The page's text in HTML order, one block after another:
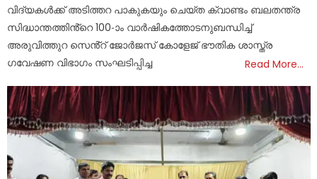
വിദ്യകൾക്ക് അടിത്തറ പാകുകയും ചെയ്ത ക്വാണ്ടം ബലതന്ത്ര
സിദ്ധാന്തത്തിൻ്റെ 100-ാം വാർഷികത്തോടനുബന്ധിച്ച്
അരുവിത്തുറ സെൻ്റ് ജോർജസ് കോളേജ് ഭൗതിക ശാസ്ത്ര
ഗവേഷണ വിഭാഗം സംഘടിപ്പിച്ച
Read More…